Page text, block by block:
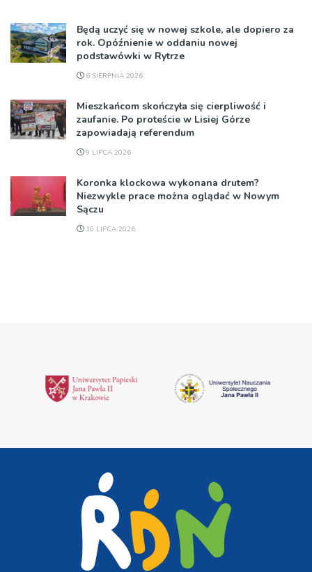
Będą uczyć się w nowej szkole, ale dopiero za
rok. Opóźnienie w oddaniu nowej
podstawówki w Rytrze
6 SIERPNIA 2026
Mieszkańcom skończyła się cierpliwość i
zaufanie. Po proteście w Lisiej Górze
zapowiadają referendum
9 LIPCA 2026
Koronka klockowa wykonana drutem?
Niezwykle prace można oglądać w Nowym
Sączu
10 LIPCA 2026